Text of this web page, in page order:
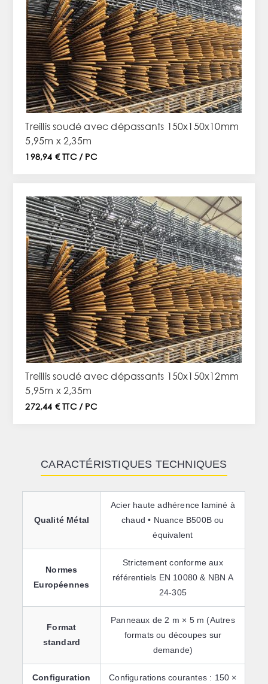
Treillis soudé avec dépassants 150x150x10mm
5,95m x 2,35m
198,94 € TTC / PC
Treillis soudé avec dépassants 150x150x12mm
5,95m x 2,35m
272,44 € TTC / PC
CARACTÉRISTIQUES TECHNIQUES
Qualité Métal
Acier haute adhérence laminé à
chaud • Nuance B500B ou
équivalent
Normes
Européennes
Strictement conforme aux
référentiels EN 10080 & NBN A
24-305
Format
standard
Panneaux de 2 m × 5 m (Autres
formats ou découpes sur
demande)
Configuration Configurations courantes : 150 ×